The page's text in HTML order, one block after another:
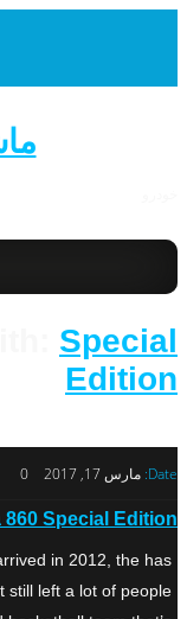
Special
Edition
Date: مارس 17, 2017 0
860 Special Edition
in 2012, the has
still left a lot of people